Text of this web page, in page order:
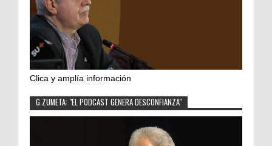
Clica y amplía información
G.ZUMETA: "EL PODCAST GENERA DESCONFIANZA"